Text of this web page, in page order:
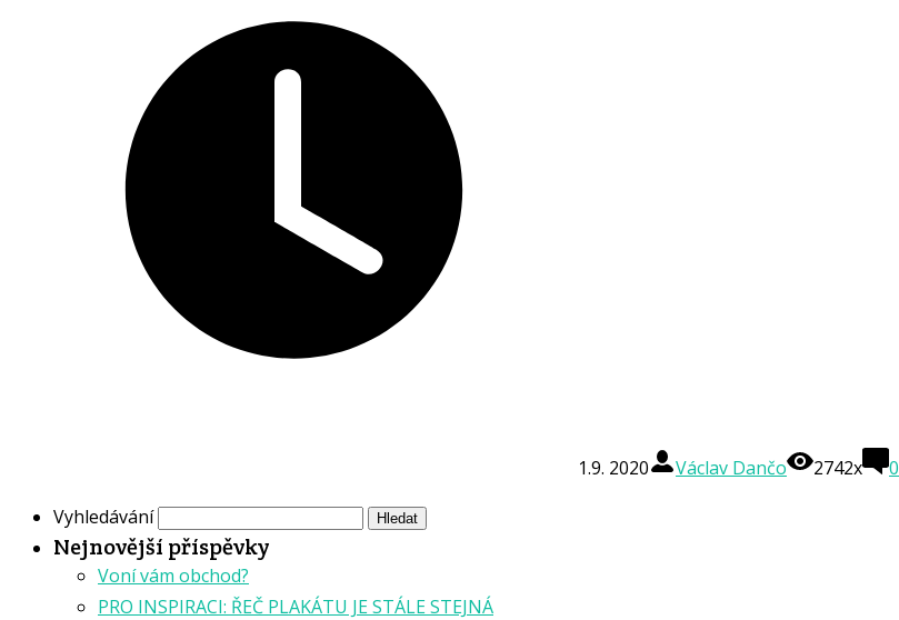
1.9. 2020 Václav Dančo 2742x 0
Vyhledávání
Nejnovější příspěvky
Voní vám obchod?
PRO INSPIRACI: ŘEČ PLAKÁTU JE STÁLE STEJNÁ